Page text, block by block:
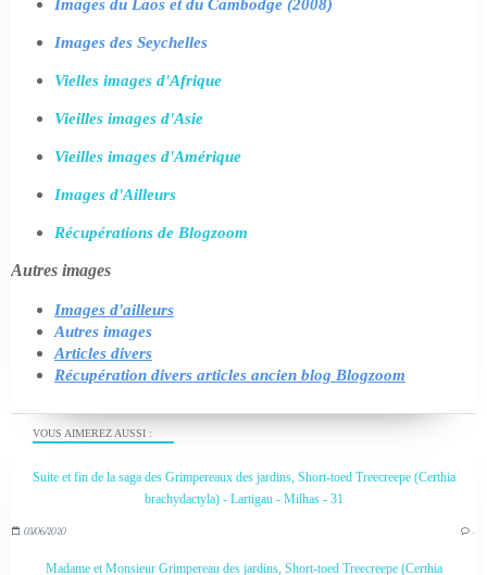
VOUS AIMEREZ AUSSI :
Suite et fin de la saga des Grimpereaux des jardins, Short-toed Treecreepe (Certhia
brachydactyla) - Lartigau - Milhas - 31
03/06/2020 …
Madame et Monsieur Grimpereau des jardins, Short-toed Treecreepe (Certhia
Images du Laos et du Cambodge (2008)
Images des Seychelles
Vielles images d'Afrique
Vieilles images d'Asie
Vieilles images d'Amérique
Images d'Ailleurs
Récupérations de Blogzoom
Autres images
Images d'ailleurs
Autres images
Articles divers
Récupération divers articles ancien blog Blogzoom